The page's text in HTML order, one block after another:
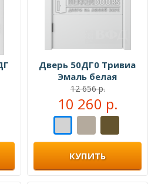
Дверь 50ДГ0 Тривиа
Эмаль белая
12 656 р.
10 260 р.
КУПИТЬ